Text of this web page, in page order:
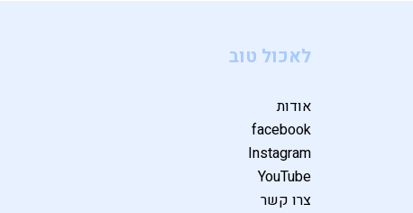
לאכול טוב
אודות
facebook
Instagram
YouTube
צרו קשר